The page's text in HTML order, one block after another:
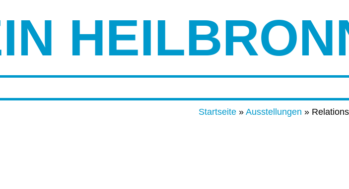
Startseite » Ausstellungen » Relations